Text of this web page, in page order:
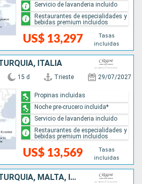
US$ 13,297
Tasas
incluidas
Servicio de lavanderia incluido
Restaurantes de especialidades y
bebidas premium incluidos
ITALIA
15 d Trieste 29/07/2027
US$ 13,569
Tasas
incluidas
Propinas incluidas
Noche pre-crucero incluida*
Servicio de lavanderia incluido
Restaurantes de especialidades y
bebidas premium incluidos
CROACIA, GRECIA, TURQUÍA, MALTA, ITALIA, ESPAÑA